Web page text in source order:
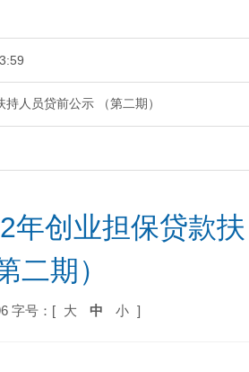
人员贷前公示 （第二期）
年创业担保贷款扶
第二期）
字号：[ 大 中 小 ]